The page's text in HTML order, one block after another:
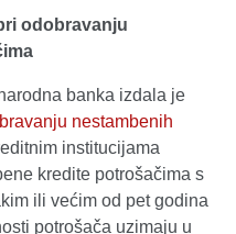
odobravanju
banka izdala je
nestambenih
institucijama
kredite potrošačima s
ili većim od pet godina
potrošača uzimaju u